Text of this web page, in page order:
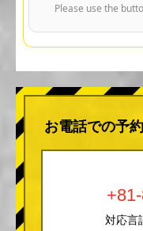
Please use the
お電話での予
対応言